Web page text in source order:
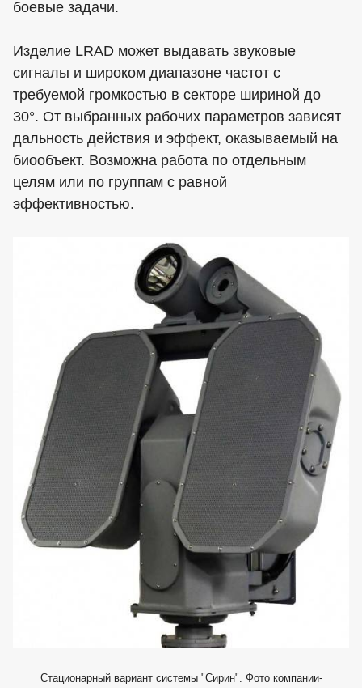
боевые задачи.
Изделие LRAD может выдавать звуковые
сигналы и широком диапазоне частот с
требуемой громкостью в секторе шириной до
30°. От выбранных рабочих параметров зависят
дальность действия и эффект, оказываемый на
биообъект. Возможна работа по отдельным
целям или по группам с равной
эффективностью.
Стационарный вариант системы "Сирин". Фото компании-